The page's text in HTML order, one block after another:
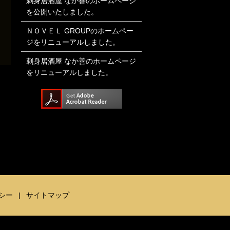
を公開いたしました。
ＮＯＶＥＬ GROUPのホームペー
ジをリニューアルしました。
刺身居酒屋 なか善のホームページ
をリニューアルしました。
ー サイトマップ